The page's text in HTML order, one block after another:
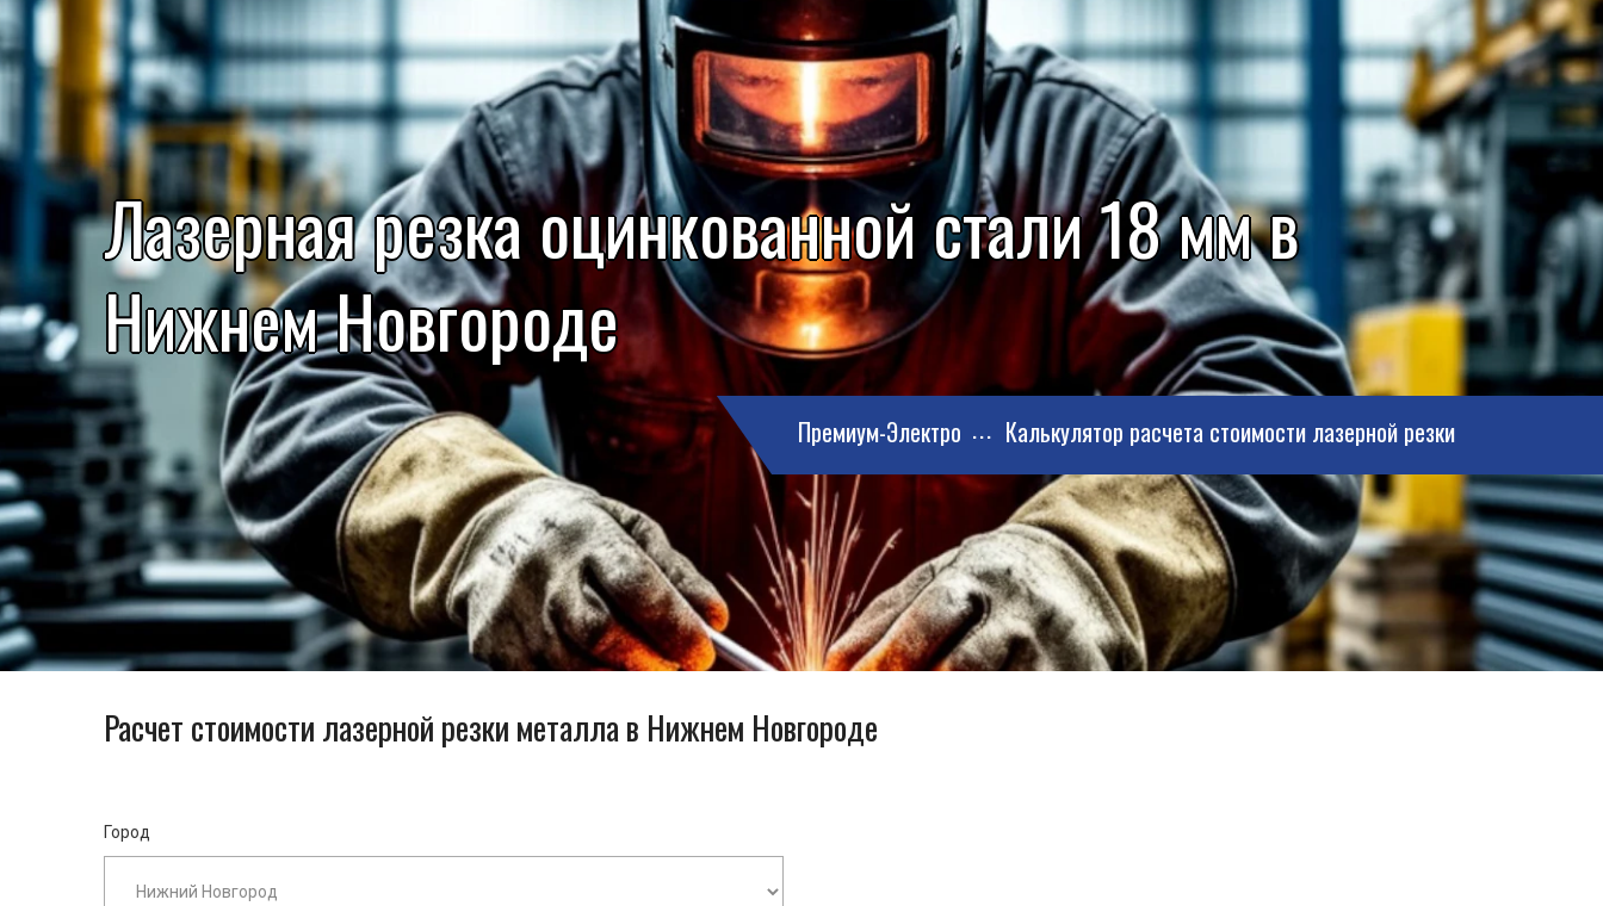
Лазерная резка оцинкованной стали 18 мм в
Нижнем Новгороде
Премиум-Электро Калькулятор расчета стоимости лазерной резки
Расчет стоимости лазерной резки металла в Нижнем Новгороде
Город